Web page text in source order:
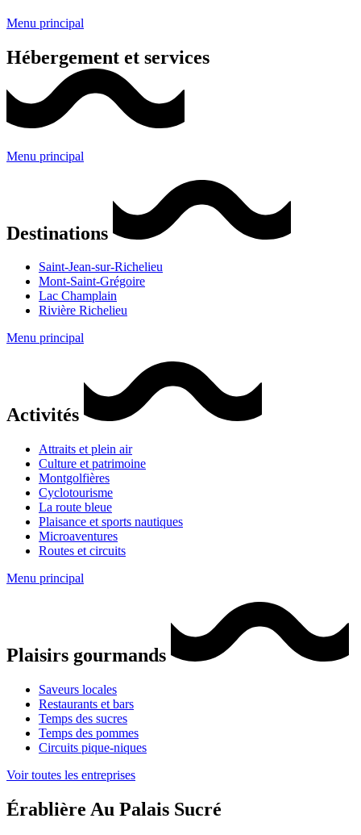
Menu principal
Hébergement et services
Menu principal
Destinations
Saint-Jean-sur-Richelieu
Mont-Saint-Grégoire
Lac Champlain
Rivière Richelieu
Menu principal
Activités
Attraits et plein air
Culture et patrimoine
Montgolfières
Cyclotourisme
La route bleue
Plaisance et sports nautiques
Microaventures
Routes et circuits
Menu principal
Plaisirs gourmands
Saveurs locales
Restaurants et bars
Temps des sucres
Temps des pommes
Circuits pique-niques
Voir toutes les entreprises
Érablière Au Palais Sucré